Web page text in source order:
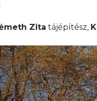
Zita tájépítész,